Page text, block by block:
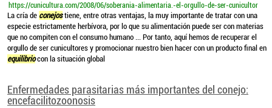
https://cunicultura.com/2008/06/soberania-alimentaria.-el-orgullo-de-ser-cunicultor
La cría de conejostiene, entre otras ventajas, la muy importante de tratar con una
especie estrictamente herbívora, por lo que su alimentación puede ser con materias
que no compiten con el consumo humano ... Por tanto, aquí hemos de recuperar el
orgullo de ser cunicultores y promocionar nuestro bien hacer con un producto final en
equilibriocon la situación global
Enfermedades parasitarias más importantes del conejo:
encefacilitozoonosis